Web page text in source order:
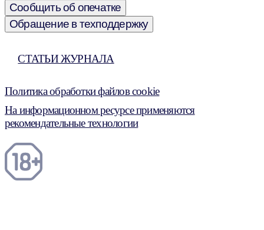
Сообщить об опечатке
Обращение в техподдержку
СТАТЬИ ЖУРНАЛА
Политика обработки файлов cookie
На информационном ресурсе применяются
рекомендательные технологии